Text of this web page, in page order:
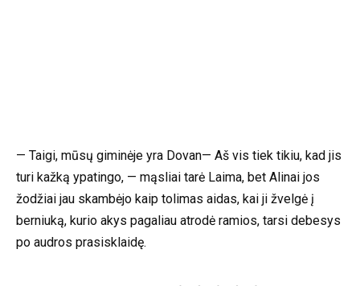
— Taigi, mūsų giminėje yra Dovan— Aš vis tiek tikiu, kad jis
turi kažką ypatingo, — mąsliai tarė Laima, bet Alinai jos
žodžiai jau skambėjo kaip tolimas aidas, kai ji žvelgė į
berniuką, kurio akys pagaliau atrodė ramios, tarsi debesys
po audros prasisklaidę.